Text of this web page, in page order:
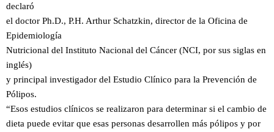
declaró
el doctor Ph.D., P.H. Arthur Schatzkin, director de la Oficina de
Epidemiología
Nutricional del Instituto Nacional del Cáncer (NCI, por sus siglas en
inglés)
y principal investigador del Estudio Clínico para la Prevención de
Pólipos.
“Esos estudios clínicos se realizaron para determinar si el cambio de
dieta puede evitar que esas personas desarrollen más pólipos y por